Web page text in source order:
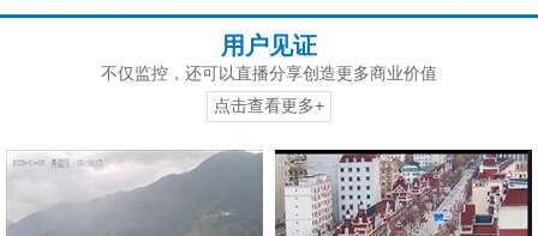
用户见证
不仅监控，还可以直播分享创造更多商业价值
点击查看更多+